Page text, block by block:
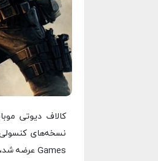
کالاف دیوتی